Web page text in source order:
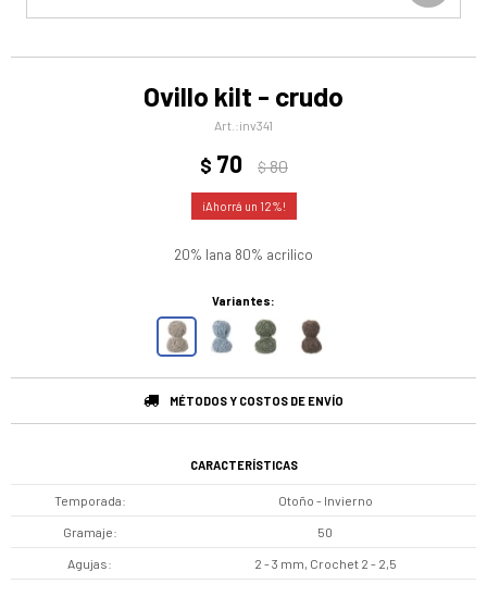
Ovillo kilt - crudo
inv341
$ 70 $80
12
20% lana 80% acrilico
Variantes:
MÉTODOS Y COSTOS DE ENVÍO
CARACTERÍSTICAS
Temporada Otoño - Invierno
Gramaje 50
Agujas 2 - 3 mm, Crochet 2 - 2,5